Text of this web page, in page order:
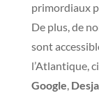
primordiaux
De plus, de
sont
l’Atlantique,
Google,